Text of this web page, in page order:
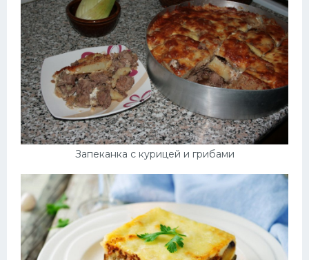
Запеканка с курицей и грибами